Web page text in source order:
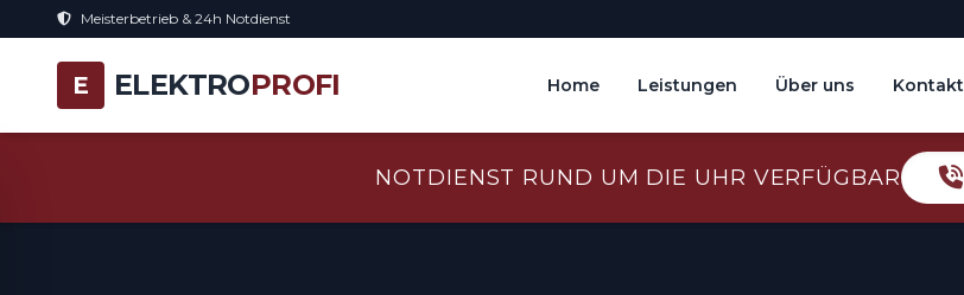
Meisterbetrieb & 24h Notdienst
E ELEKTROPROFI Home Leistungen Über uns Kontakt
NOTDIENST RUND UM DIE UHR VERFÜGBAR